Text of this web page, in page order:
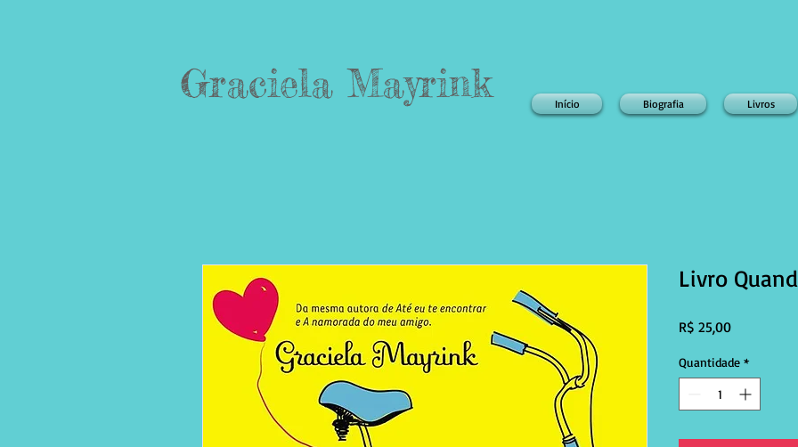
Graciela Mayrink Início Biografia Livros
Livro
R$ 25,00Preço
Quantidade *